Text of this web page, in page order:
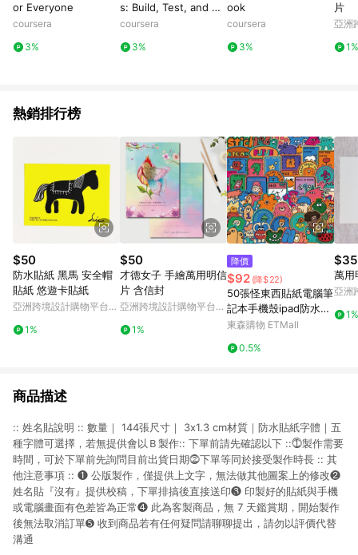
or Everyone
coursera
3%
s: Build, Test, and Ma
nage Projects
coursera
3%
ook
coursera
3%
片
亞洲
1%
熱銷排行榜
$50
防水貼紙 黑馬 安全帽
貼紙 悠遊卡貼紙
亞洲跨境設計購物平台
1%
$50
才德女子 手繪萬用明信
片 含信封
亞洲跨境設計購物平台
1%
降價
$92 (降$22)
50張怪東西貼紙電腦筆
記本手機殼ipad防水貼
畫行李箱水杯貼紙
東森購物 ETMall
0.5%
$35
萬用
亞洲
1%
商品描述
:: 姓名貼說明 :: 數量｜ 144張尺寸｜ 3x1.3 cm材質｜防水貼紙字體｜五
種字體可選擇，若無提供會以Ｂ製作:: 下單前請先確認以下 ::⓵製作需要
時間，可於下單前先詢問目前出貨日期⓶下單等同於接受製作時長 :: 其
他注意事項 :: ❶ 公版製作，僅提供上文字，無法做其他圖案上的修改❷
姓名貼『沒有』提供校稿，下單排搞後直接送印❸ 印製好的貼紙與手機
或電腦畫面有色差皆為正常❹ 此為客製商品，無 7 天鑑賞期，開始製作
後無法取消訂單➎ 收到商品若有任何疑問請聊聊提出，請勿以評價代替
溝通